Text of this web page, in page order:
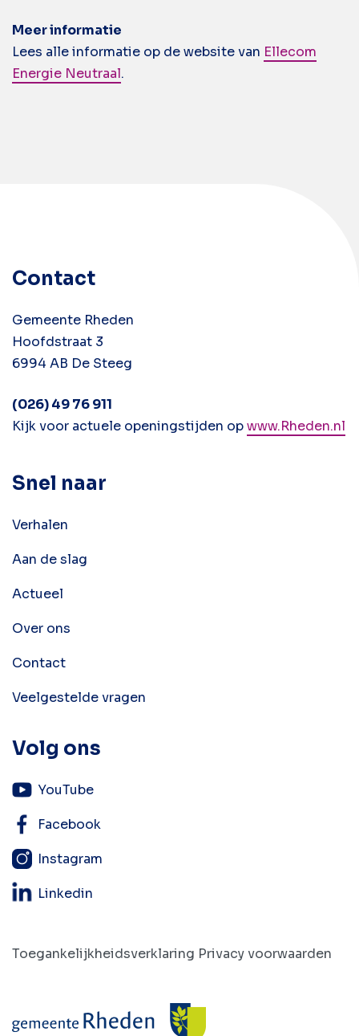
Meer informatie
Lees alle informatie op de website van Ellecom
Energie Neutraal.
Contact
Gemeente Rheden
Hoofdstraat 3
6994 AB De Steeg
(026) 49 76 911
Kijk voor actuele openingstijden opwww.Rheden.nl
Snel naar
Verhalen
Aan de slag
Actueel
Over ons
Contact
Veelgestelde vragen
Volg ons
YouTube
Facebook
Instagram
Linkedin
Toegankelijkheidsverklaring Privacy voorwaarden